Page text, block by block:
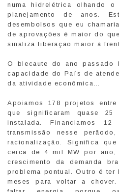
numa hidrelétrica olhando
planejamento de anos.
desembolsos que eu
de aprovações é maior do
sinaliza liberação maior à
O blecaute do ano passado
capacidade do País de
da atividade econômica…
Apoiamos 178 projetos
que significaram quase 25
instalada. Financiamos
transmissão nesse
racionalização. Significa
cerca de 4 mil MW por
crescimento da demanda
problema pontual. Outro é
meses para voltar a chover.